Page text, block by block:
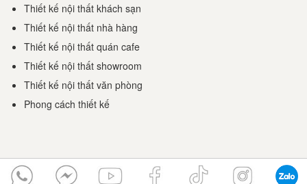
Thiết kế nội thất khách sạn
Thiết kế nội thất nhà hàng
Thiết kế nội thất quán cafe
Thiết kế nội thất showroom
Thiết kế nội thất văn phòng
Phong cách thiết kế